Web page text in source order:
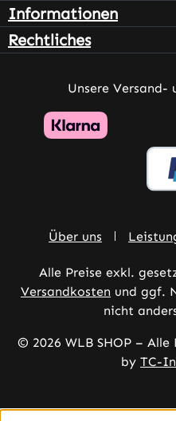
Informationen
Rechtliches
Unsere Versand-
Über uns
Alle Preise exkl.
Versandkosten und ggf.
nicht
© 2026 WLB SHOP –
by TC-